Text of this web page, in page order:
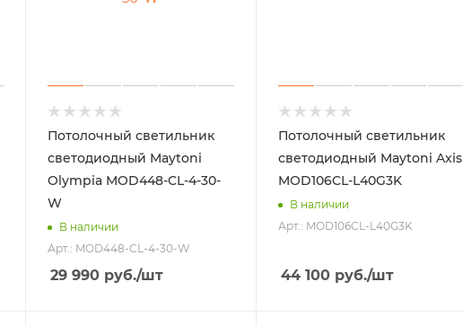
Потолочный светильник
светодиодный Maytoni
Olympia MOD448-CL-4-30-
W
В наличии
Арт.: MOD448-CL-4-30-W
29 990 руб./шт
Потолочный светильник
светодиодный Maytoni Axis
MOD106CL-L40G3K
В наличии
Арт.: MOD106CL-L40G3K
44 100руб./шт